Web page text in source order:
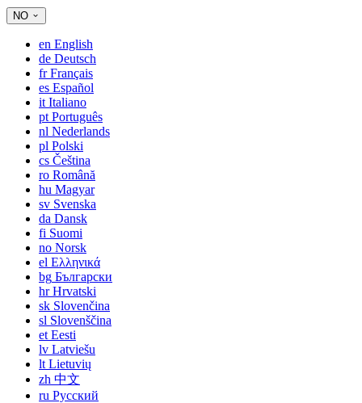
NO
en English
de Deutsch
frFrançais
es Español
it Italiano
pt Português
nl Nederlands
pl Polski
cs Čeština
ro Română
hu Magyar
sv Svenska
da Dansk
fi Suomi
no Norsk
el Ελληνικά
bg Български
hrHrvatski
sk Slovenčina
sl Slovenščina
et Eesti
lv Latviešu
lt Lietuvių
zh 中文
ru Русский